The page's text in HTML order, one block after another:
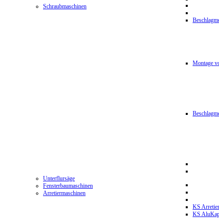
Schraubmaschinen
Montage
Unterflursäge
Fensterbaumaschinen
Arretiermaschinen
KS
KS